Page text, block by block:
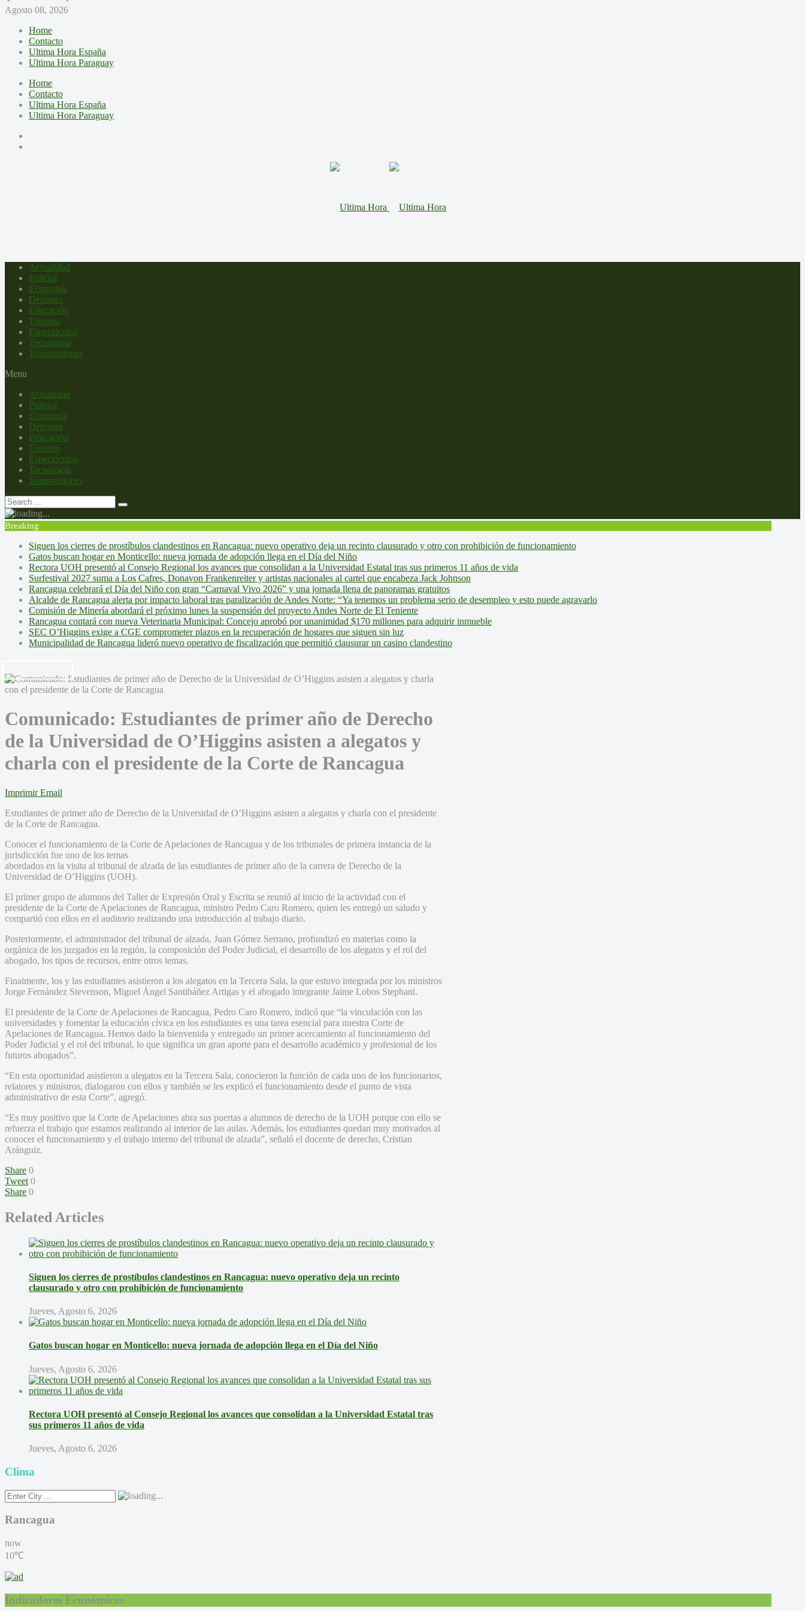
Agosto 08, 2026
Home
Contacto
Ultima Hora España
Ultima Hora Paraguay
Home
Contacto
Ultima Hora España
Ultima Hora Paraguay
Actualidad
Policial
Economía
Deportes
Educación
Turismo
Espectáculos
Tecnología
Transmisiones
Menu
Actualidad
Policial
Economía
Deportes
Educación
Turismo
Espectáculos
Tecnología
Transmisiones
Breaking
Siguen los cierres de prostíbulos clandestinos en Rancagua: nuevo operativo deja un recinto clausurado y otro con prohibición de funcionamiento
Gatos buscan hogar en Monticello: nueva jornada de adopción llega en el Día del Niño
Rectora UOH presentó al Consejo Regional los avances que consolidan a la Universidad Estatal tras sus primeros 11 años de vida
Surfestival 2027 suma a Los Cafres, Donavon Frankenreiter y artistas nacionales al cartel que encabeza Jack Johnson
Rancagua celebrará el Día del Niño con gran “Carnaval Vivo 2026” y una jornada llena de panoramas gratuitos
Alcalde de Rancagua alerta por impacto laboral tras paralización de Andes Norte: “Ya tenemos un problema serio de desempleo y esto puede agravarlo
Comisión de Minería abordará el próximo lunes la suspensión del proyecto Andes Norte de El Teniente
Rancagua contará con nueva Veterinaria Municipal: Concejo aprobó por unanimidad $170 millones para adquirir inmueble
SEC O’Higgins exige a CGE comprometer plazos en la recuperación de hogares que siguen sin luz
Municipalidad de Rancagua lideró nuevo operativo de fiscalización que permitió clausurar un casino clandestino
Comunicado: Estudiantes de primer año de Derecho
de la Universidad de O’Higgins asisten a alegatos y
charla con el presidente de la Corte de Rancagua
Imprimir Email
Estudiantes de primer año de Derecho de la Universidad de O’Higgins asisten a alegatos y charla con el presidente
de la Corte de Rancagua.
Conocer el funcionamiento de la Corte de Apelaciones de Rancagua y de los tribunales de primera instancia de la
jurisdicción fue uno de los temas
abordados en la visita al tribunal de alzada de las estudiantes de primer año de la carrera de Derecho de la
Universidad de O’Higgins (UOH).
El primer grupo de alumnos del Taller de Expresión Oral y Escrita se reunió al inicio de la actividad con el
presidente de la Corte de Apelaciones de Rancagua, ministro Pedro Caro Romero, quien les entregó un saludo y
compartió con ellos en el auditorio realizando una introducción al trabajo diario.
Posteriormente, el administrador del tribunal de alzada, Juan Gómez Serrano, profundizó en materias como la
orgánica de los juzgados en la región, la composición del Poder Judicial, el desarrollo de los alegatos y el rol del
abogado, los tipos de recursos, entre otros temas.
Finalmente, los y las estudiantes asistieron a los alegatos en la Tercera Sala, la que estuvo integrada por los ministros
Jorge Fernández Stevenson, Miguel Ángel Santibáñez Artigas y el abogado integrante Jaime Lobos Stephani.
El presidente de la Corte de Apelaciones de Rancagua, Pedro Caro Romero, indicó que “la vinculación con las
universidades y fomentar la educación cívica en los estudiantes es una tarea esencial para nuestra Corte de
Apelaciones de Rancagua. Hemos dado la bienvenida y entregado un primer acercamiento al funcionamiento del
Poder Judicial y el rol del tribunal, lo que significa un gran aporte para el desarrollo académico y profesional de los
futuros abogados”.
“En esta oportunidad asistieron a alegatos en la Tercera Sala, conocieron la función de cada uno de los funcionarios,
relatores y ministros, dialogaron con ellos y también se les explicó el funcionamiento desde el punto de vista
administrativo de esta Corte”, agregó.
“Es muy positivo que la Corte de Apelaciones abra sus puertas a alumnos de derecho de la UOH porque con ello se
refuerza el trabajo que estamos realizando al interior de las aulas. Además, los estudiantes quedan muy motivados al
conocer el funcionamiento y el trabajo interno del tribunal de alzada”, señaló el docente de derecho, Cristian
Aránguiz.
Share 0
Tweet 0
Share 0
Related Articles
Siguen los cierres de prostíbulos clandestinos en Rancagua: nuevo operativo deja un recinto
clausurado y otro con prohibición de funcionamiento
Jueves, Agosto 6, 2026
Gatos buscan hogar en Monticello: nueva jornada de adopción llega en el Día del Niño
Jueves, Agosto 6, 2026
Rectora UOH presentó al Consejo Regional los avances que consolidan a la Universidad Estatal tras
sus primeros 11 años de vida
Jueves, Agosto 6, 2026
Clima
Rancagua
now
10℃
Indicadores Económicos